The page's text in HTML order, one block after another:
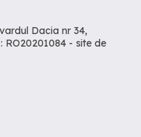
Dacia nr 34,
RO20201084 - site de